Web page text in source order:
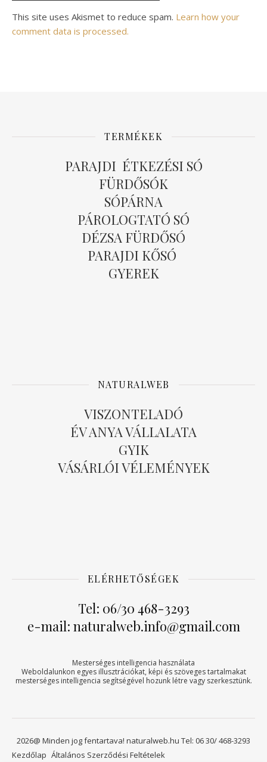
Alternative:
This site uses Akismet to reduce spam. Learn how your
comment data is processed.
TERMÉKEK
PARAJDI ÉTKEZÉSI SÓ
FÜRDŐSÓK
SÓPÁRNA
PÁROLOGTATÓ SÓ
DÉZSA FÜRDŐSÓ
PARAJDI KŐSÓ
GYEREK
NATURALWEB
VISZONTELADÓ
ÉV ANYA VÁLLALATA
GYIK
VÁSÁRLÓI VÉLEMÉNYEK
ELÉRHETŐSÉGEK
Tel: 06/30 468-3293
e-mail: naturalweb.info@gmail.com
Mesterséges intelligencia használata
Weboldalunkon egyes illusztrációkat, képi és szöveges tartalmakat
mesterséges intelligencia segítségével hozunk létre vagy szerkesztünk.
2026@ Minden jog fentartava! naturalweb.hu Tel: 06 30/ 468-3293
Kezdőlap Általános Szerződési Feltételek